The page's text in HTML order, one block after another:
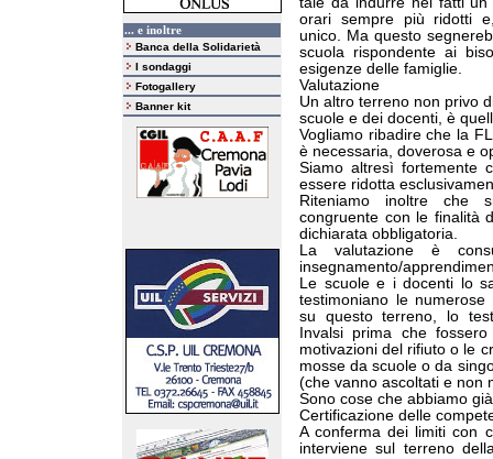
... e inoltre
Banca della Solidarietà
I sondaggi
Fotogallery
Banner kit
orari sempre più ridotti
unico. Ma questo
scuola rispondente ai
esigenze delle famiglie.
Valutazione
Un altro terreno non privo
scuole e dei docenti, è
Vogliamo ribadire che la
è necessaria, doverosa e
Siamo altresì fortemente
essere ridotta
Riteniamo inoltre che
congruente con le finalità
dichiarata obbligatoria.
La valutazione è
insegnamento/
Le scuole e i docenti lo
testimoniano le
su questo terreno, lo
Invalsi prima che
motivazioni del rifiuto o le
mosse da scuole o da
(che vanno ascoltati e non
Sono cose che abbiamo
Certificazione delle
A conferma dei limiti con
interviene sul terreno